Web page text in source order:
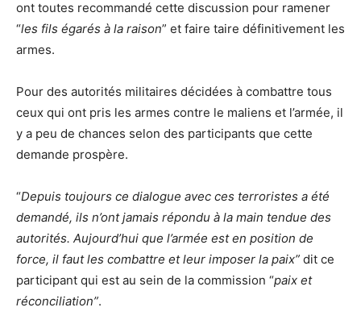
ont toutes recommandé cette discussion pour ramener
“les fils égarés à la raison” et faire taire définitivement les
armes.
Pour des autorités militaires décidées à combattre tous
ceux qui ont pris les armes contre le maliens et l’armée, il
y a peu de chances selon des participants que cette
demande prospère.
“Depuis toujours ce dialogue avec ces terroristes a été
demandé, ils n’ont jamais répondu à la main tendue des
autorités. Aujourd’hui que l’armée est en position de
force, il faut les combattre et leur imposer la paix” dit ce
participant qui est au sein de la commission “paix et
réconciliation”.